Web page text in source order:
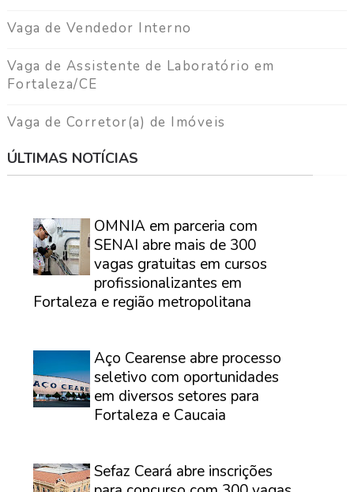
Vaga de Vendedor Interno
Vaga de Assistente de Laboratório em
Fortaleza/CE
Vaga de Corretor(a) de Imóveis
ÚLTIMAS NOTÍCIAS
OMNIA em parceria com
SENAI abre mais de 300
vagas gratuitas em cursos
profissionalizantes em
Fortaleza e região metropolitana
Aço Cearense abre processo
seletivo com oportunidades
em diversos setores para
Fortaleza e Caucaia
Sefaz Ceará abre inscrições